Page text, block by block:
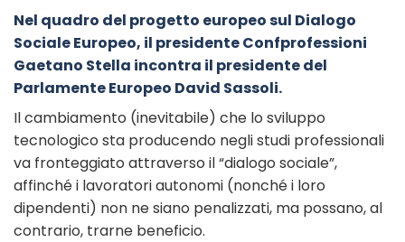
Nel quadro del progetto europeo sul Dialogo
Sociale Europeo, il presidente Confprofessioni
Gaetano Stella incontra il presidente del
Parlamente Europeo David Sassoli.
Il cambiamento (inevitabile) che lo sviluppo
tecnologico sta producendo negli studi professionali
va fronteggiato attraverso il “dialogo sociale”,
affinché i lavoratori autonomi (nonché i loro
dipendenti) non ne siano penalizzati, ma possano, al
contrario, trarne beneficio.